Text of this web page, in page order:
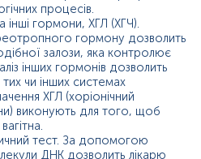
процесів.
інші гормони, ХГЛ (ХГЧ).
гормону дозволить
залози, яка контролює
інших гормонів дозволить
тих чи інших системах
ХГЛ (хоріонічний
виконують для того, щоб
тест. За допомогою
ДНК дозволить лікарю